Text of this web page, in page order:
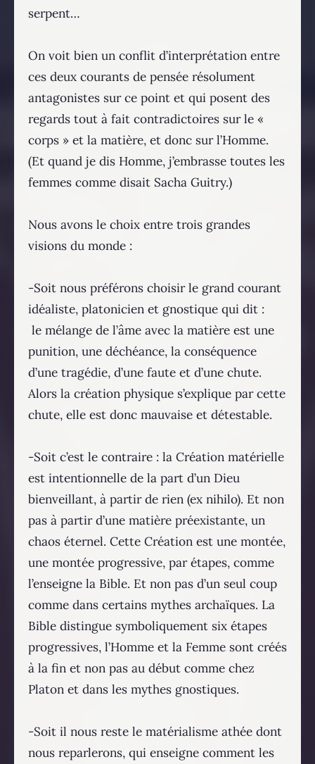
serpent…
On voit bien un conflit d’interprétation entre
ces deux courants de pensée résolument
antagonistes sur ce point et qui posent des
regards tout à fait contradictoires sur le «
corps » et la matière, et donc sur l’Homme.
(Et quand je dis Homme, j’embrasse toutes les
femmes comme disait Sacha Guitry.)
Nous avons le choix entre trois grandes
visions du monde :
-Soit nous préférons choisir le grand courant
idéaliste, platonicien et gnostique qui dit :
le mélange de l’âme avec la matière est une
punition, une déchéance, la conséquence
d’une tragédie, d’une faute et d’une chute.
Alors la création physique s’explique par cette
chute, elle est donc mauvaise et détestable.
-Soit c’est le contraire : la Création matérielle
est intentionnelle de la part d’un Dieu
bienveillant, à partir de rien (ex nihilo). Et non
pas à partir d’une matière préexistante, un
chaos éternel. Cette Création est une montée,
une montée progressive, par étapes, comme
l’enseigne la Bible. Et non pas d’un seul coup
comme dans certains mythes archaïques. La
Bible distingue symboliquement six étapes
progressives, l’Homme et la Femme sont créés
à la fin et non pas au début comme chez
Platon et dans les mythes gnostiques.
-Soit il nous reste le matérialisme athée dont
nous reparlerons, qui enseigne comment les